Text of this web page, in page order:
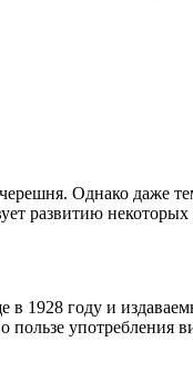
Однако даже
развитию
1928 году и
пользе